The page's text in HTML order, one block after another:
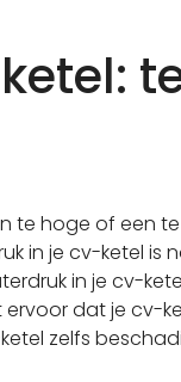
te hoge of een
in je cv-ketel is
in je cv-
dat je cv-
zelfs